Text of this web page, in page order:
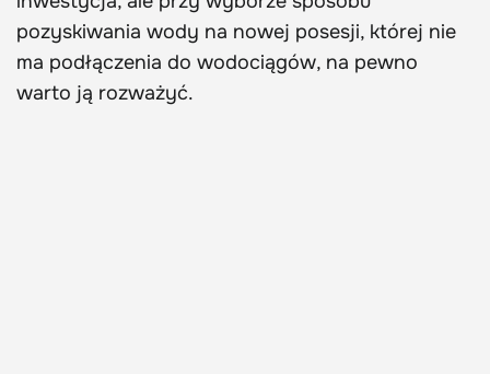
pozyskiwania wody na nowej posesji, której nie
ma podłączenia do wodociągów, na pewno
warto ją rozważyć.